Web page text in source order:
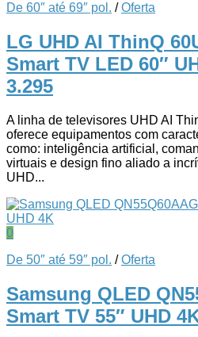
De 60″ até 69″ pol. /Oferta
LG UHD AI ThinQ
Smart TV LED 60″
3.295
A linha de televisores UHD AI
oferece equipamentos com
como: inteligência artificial,
virtuais e design fino aliado a
UHD...
0
De 50″ até 59″ pol. /Oferta
Samsung QLED
Smart TV 55″ UHD